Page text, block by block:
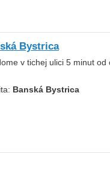
Bystrica
v tichej ulici 5 minut
Banská Bystrica